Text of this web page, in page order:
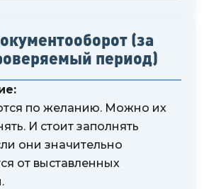
(за
период)
по желанию. Можно их
И стоит заполнять
они значительно
от выставленных